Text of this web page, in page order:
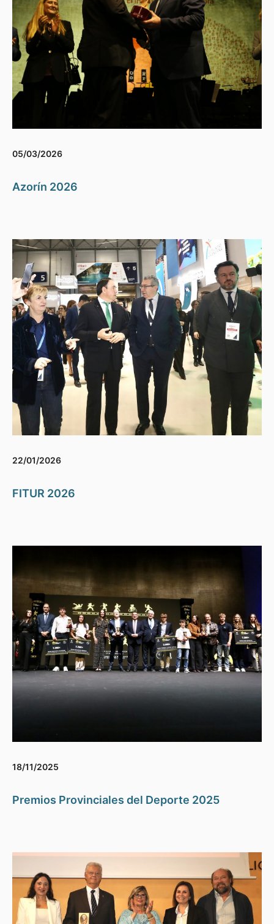
05/03/2026
Azorín 2026
22/01/2026
FITUR 2026
18/11/2025
Premios Provinciales del Deporte 2025